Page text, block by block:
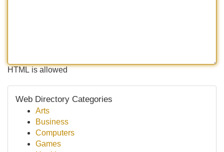
HTML is allowed
Web Directory Categories
Arts
Business
Computers
Games